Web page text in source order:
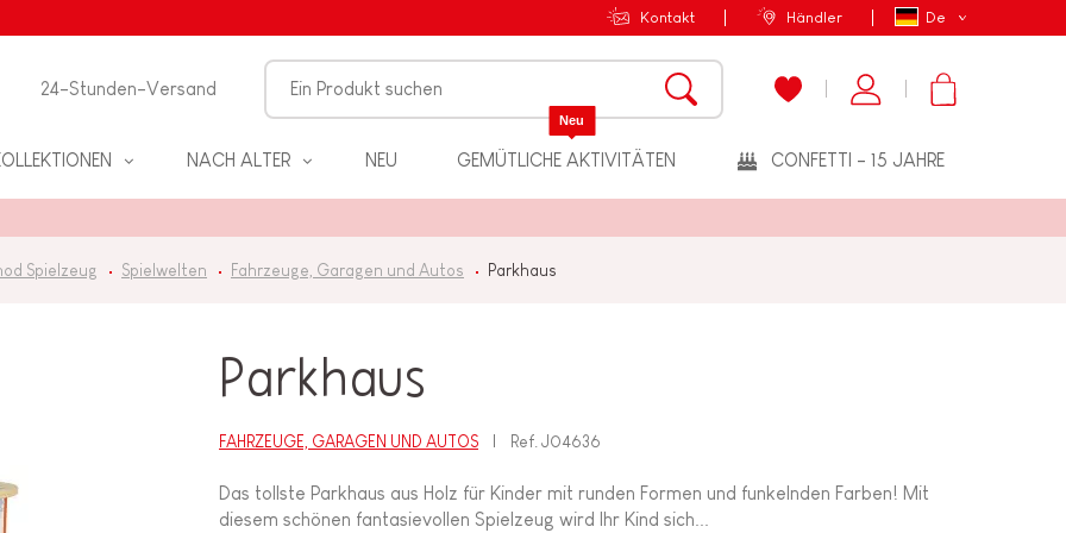
De
Kontakt Händler
24-Stunden-Versand
NACH ALTER NEU GEMÜTLICHE AKTIVITÄTEN
Neu
CONFETTI - 15 JAHRE
Spielzeug Spielwelten Fahrzeuge, Garagen und Autos Parkhaus
Parkhaus
FAHRZEUGE, GARAGEN UND AUTOS Ref.J04636
Das tollste Parkhaus aus Holz für Kinder mit runden Formen und funkelnden Farben! Mit
diesem schönen fantasievollen Spielzeug wird Ihr Kind sich...